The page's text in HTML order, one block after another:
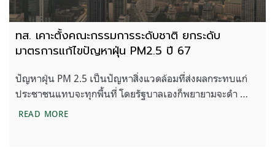
ทส. เคาะตั้งคณะกรรมการระดับชาติ ยกระดับ
มาตรการแก้ไขปัญหาฝุ่น PM2.5 ปี 67
ปัญหาฝุ่น PM 2.5 เป็นปัญหาสิ่งแวดล้อมที่ส่งผลกระทบแก่
ประชาชนแทบจะทุกพื้นที่ โดยรัฐบาลเองก็พยายามจะดำ …
READ MOREทส. เคาะตั้งคณะกรรมการระดับชาติ ยกระดับมาตรก